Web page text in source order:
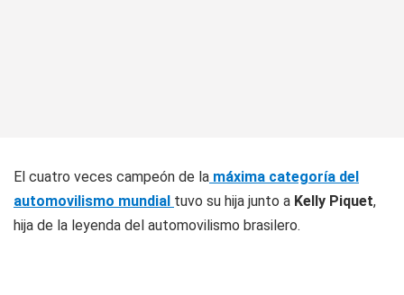
El cuatro veces campeón de la máxima categoría del
automovilismo mundial tuvo su hija junto a Kelly Piquet,
hija de la leyenda del automovilismo brasilero.